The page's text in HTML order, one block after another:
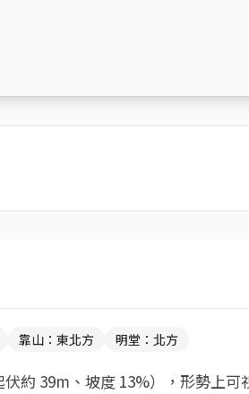
靠山：東北方 明堂：北方
約 39m、坡度 13%），形勢上